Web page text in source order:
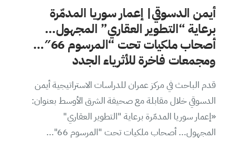
أيمن الدسوقي| إعمار سوريا المدمّرة
برعاية “التطوير العقاري” المجهول…
أصحاب ملكيات تحت “المرسوم 66″…
ومجمعات فاخرة للأثرياء الجدد
قدم الباحث في مركز عمران للدراسات الاستراتيجية أيمن
الدسوقي خلال مقابلة مع صحيفة الشرق الأوسط بعنوان:
«إعمار سوريا المدمّرة برعاية "التطوير العقاري"
المجهول... أصحاب ملكيات تحت "المرسوم 66"...